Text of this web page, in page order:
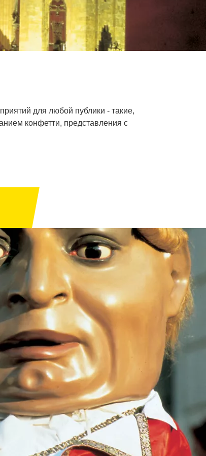
для любой публики - такие,
конфетти, представления с